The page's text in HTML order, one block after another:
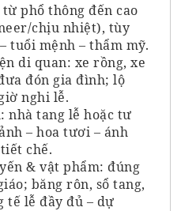
phổ thông đến cao
chịu nhiệt), tùy
tuổi mệnh – thẩm mỹ.
di quan: xe rồng, xe
đón gia đình; lộ
nghi lễ.
nhà tang lễ hoặc tư
– hoa tươi – ánh
chế.
& vật phẩm: đúng
băng rôn, sổ tang,
tế lễ đầy đủ – dự